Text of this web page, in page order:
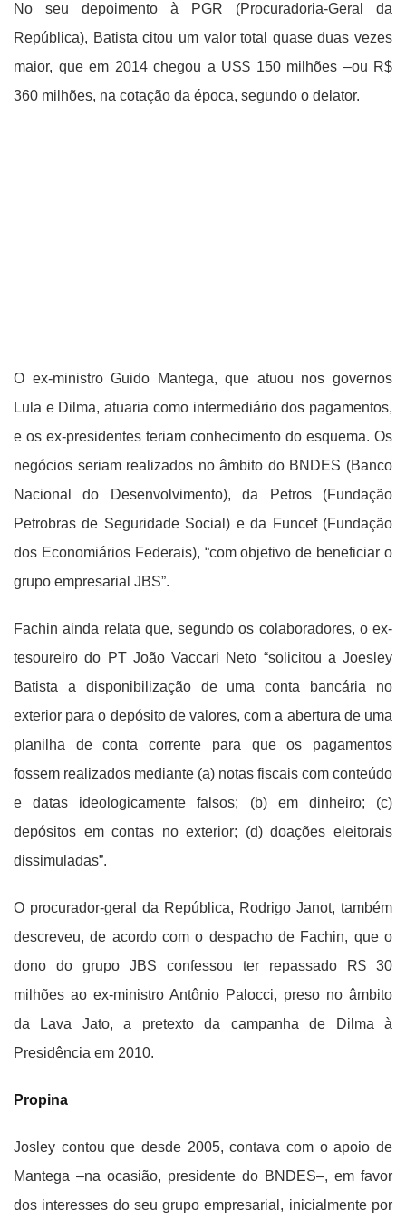
No seu depoimento à PGR (Procuradoria-Geral da
República), Batista citou um valor total quase duas vezes
maior, que em 2014 chegou a US$ 150 milhões –ou R$
360 milhões, na cotação da época, segundo o delator.
O ex-ministro Guido Mantega, que atuou nos governos
Lula e Dilma, atuaria como intermediário dos pagamentos,
e os ex-presidentes teriam conhecimento do esquema. Os
negócios seriam realizados no âmbito do BNDES (Banco
Nacional do Desenvolvimento), da Petros (Fundação
Petrobras de Seguridade Social) e da Funcef (Fundação
dos Economiários Federais), “com objetivo de beneficiar o
grupo empresarial JBS”.
Fachin ainda relata que, segundo os colaboradores, o ex-
tesoureiro do PT João Vaccari Neto “solicitou a Joesley
Batista a disponibilização de uma conta bancária no
exterior para o depósito de valores, com a abertura de uma
planilha de conta corrente para que os pagamentos
fossem realizados mediante (a) notas fiscais com conteúdo
e datas ideologicamente falsos; (b) em dinheiro; (c)
depósitos em contas no exterior; (d) doações eleitorais
dissimuladas”.
O procurador-geral da República, Rodrigo Janot, também
descreveu, de acordo com o despacho de Fachin, que o
dono do grupo JBS confessou ter repassado R$ 30
milhões ao ex-ministro Antônio Palocci, preso no âmbito
da Lava Jato, a pretexto da campanha de Dilma à
Presidência em 2010.
Propina
Josley contou que desde 2005, contava com o apoio de
Mantega –na ocasião, presidente do BNDES–, em favor
dos interesses do seu grupo empresarial, inicialmente por